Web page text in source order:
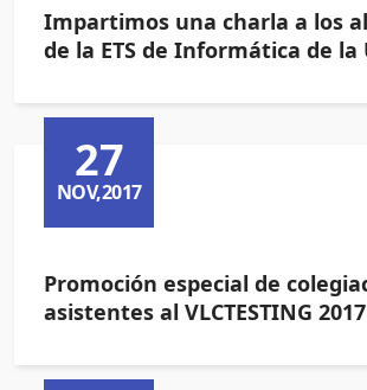
Impartimos una charla a los
de la ETS de Informática de la
27
NOV,2017
Promoción especial de
asistentes al VLCTESTING 2017